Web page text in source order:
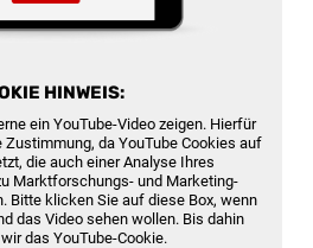
HINWEIS:
ein YouTube-Video zeigen. Hierfür
Zustimmung, da YouTube Cookies auf
die auch einer Analyse Ihres
Marktforschungs- und Marketing-
Bitte klicken Sie auf diese Box, wenn
das Video sehen wollen. Bis dahin
das YouTube-Cookie.